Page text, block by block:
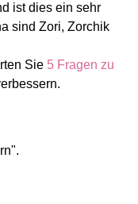
ist dies ein sehr
sind Zori, Zorchik
Sie 5 Fragen zu